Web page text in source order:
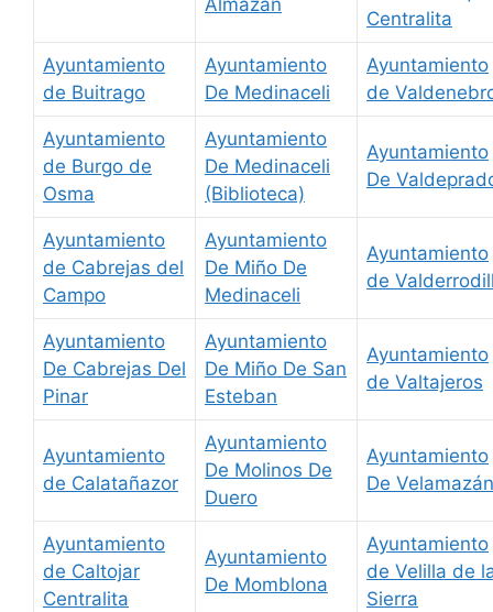
Almazán
Centralita
Ayuntamiento
de Buitrago
Ayuntamiento
De Medinaceli
Ayuntamiento
de
Ayuntamiento
de Burgo de
Osma
Ayuntamiento
De Medinaceli
(Biblioteca)
Ayuntamiento
De
Ayuntamiento
de Cabrejas del
Campo
Ayuntamiento
De Miño De
Medinaceli
Ayuntamiento
de
Ayuntamiento
De Cabrejas Del
Pinar
Ayuntamiento
De Miño De San
Esteban
Ayuntamiento
de Valtajeros
Ayuntamiento
de Calatañazor
Ayuntamiento
De Molinos De
Duero
Ayuntamiento
De Velamazán
Ayuntamiento
de Caltojar
Centralita
Ayuntamiento
De Momblona
Ayuntamiento
de Velilla de
Sierra